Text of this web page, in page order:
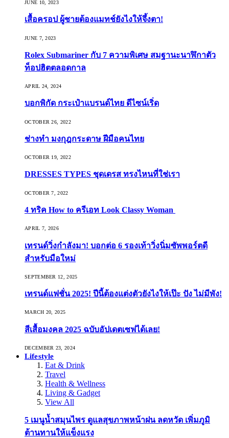
JUNE 10, 2023
เสื้อครอป ผู้ชายต้องแมทช์ยังไงให้จึ้งตา!
JUNE 7, 2023
Rolex Submariner กับ 7 ความพิเศษ สมฐานะนาฬิกาตัว
ท็อปฮิตตลอดกาล
APRIL 24, 2024
บอกพิกัด กระเป๋าแบรนด์ไทย ดีไซน์เริ่ด
OCTOBER 26, 2022
ช่างทำ มงกุฎกระดาษ ฝีมือคนไทย
OCTOBER 19, 2022
DRESSES TYPES ชุดเดรส ทรงไหนที่ใช่เรา
OCTOBER 7, 2022
4 ทริค How to ครีเอท Look Classy Woman
APRIL 7, 2026
เทรนด์วิ่งกำลังมา! บอกต่อ 6 รองเท้าวิ่งนิ่มซัพพอร์ตดี
สำหรับมือใหม่
SEPTEMBER 12, 2025
เทรนด์แฟชั่น 2025! ปีนี้ต้องแต่งตัวยังไงให้เป๊ะ ปัง ไม่มีพัง!
MARCH 20, 2025
สีเสื้อมงคล 2025 ฉบับอัปเดตเซฟได้เลย!
DECEMBER 23, 2024
Lifestyle
Eat & Drink
Travel
Health & Wellness
Living & Gadget
View All
5 เมนูน้ำสมุนไพร ดูแลสุขภาพหน้าฝน ลดหวัด เพิ่มภูมิ
ต้านทานให้แข็งแรง